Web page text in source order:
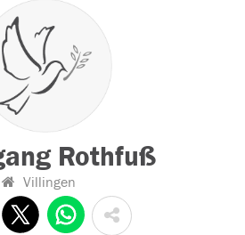
Rothfuß
Villingen